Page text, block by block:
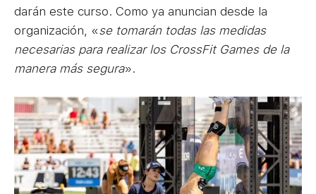
darán este curso. Como ya anuncian desde la
organización, «se tomarán todas las medidas
necesarias para realizar los CrossFit Games de la
manera más segura».